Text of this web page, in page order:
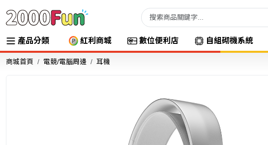
產品分類 紅利商城 數位便利店 自組砌機系統
商城首頁 電競/電腦周邊 耳機